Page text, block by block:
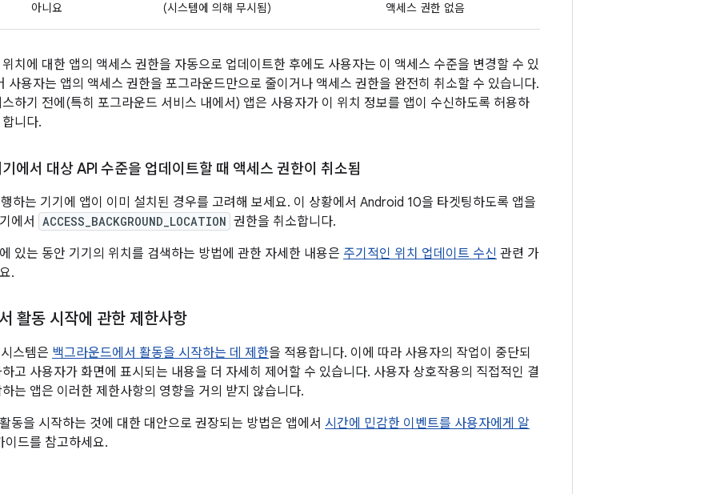
아니요 (시스템에 의해 무시됨) 액세스 권한 없음
치에 대한 앱의 액세스 권한을 자동으로 업데이트한 후에도 사용자는 이 액세스 수준을 변경할 수 있
사용자는 앱의 액세스 권한을 포그라운드만으로 줄이거나 액세스 권한을 완전히 취소할 수 있습니다.
하기 전에(특히 포그라운드 서비스 내에서) 앱은 사용자가 이 위치 정보를 앱이 수신하도록 허용하
니다.
에서 대상 API 수준을 업데이트할 때 액세스 권한이 취소됨
하는 기기에 앱이 이미 설치된 경우를 고려해 보세요. 이 상황에서 Android 10을 타겟팅하도록 앱을
에서
ACCESS_BACKGROUND_LOCATION 권한을 취소합니다.
있는 동안 기기의 위치를 검색하는 방법에 관한 자세한 내용은 주기적인 위치 업데이트 수신 관련 가
.
활동 시작에 관한 제한사항
스템은 백그라운드에서 활동을 시작하는 데 제한을 적용합니다. 이에 따라 사용자의 작업이 중단되
고 사용자가 화면에 표시되는 내용을 더 자세히 제어할 수 있습니다. 사용자 상호작용의 직접적인 결
는 앱은 이러한 제한사항의 영향을 거의 받지 않습니다.
동을 시작하는 것에 대한 대안으로 권장되는 방법은 앱에서 시간에 민감한 이벤트를 사용자에게 알
이드를 참고하세요.